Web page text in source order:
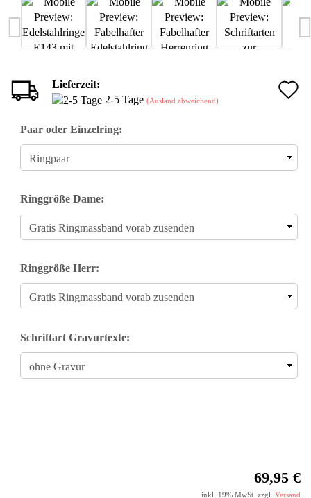
Lieferzeit:
2-5 Tage (Ausland abweichend)
Paar oder Einzelring:
Ringgröße Dame:
Ringgröße Herr:
Schriftart Gravurtexte:
69,95 €
inkl. 19% MwSt. zzgl. Versand